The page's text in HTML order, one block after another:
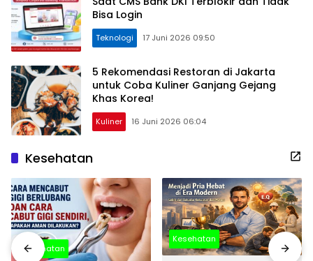
Bisa Login
Teknologi 17 Juni 2026 09:50
5 Rekomendasi Restoran di Jakarta
untuk Coba Kuliner Ganjang Gejang
Khas Korea!
Kuliner 16 Juni 2026 06:04
Kesehatan
Kesehatan
Kesehatan